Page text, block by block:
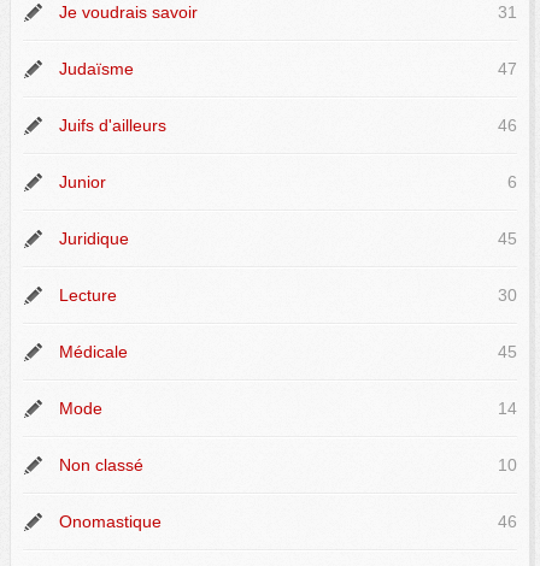
Je voudrais savoir 31
Judaïsme 47
Juifs d'ailleurs 46
Junior 6
Juridique 45
Lecture 30
Médicale 45
Mode 14
Non classé 10
Onomastique 46